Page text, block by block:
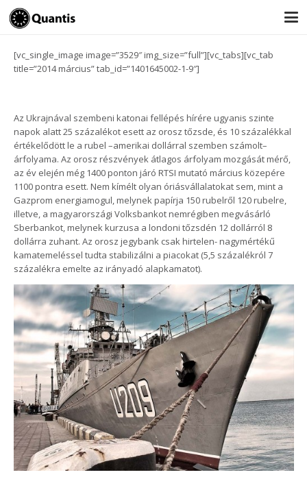
[vc_single_image image=”3529″ img_size=”full”][vc_tabs][vc_tab
title=”2014 március” tab_id=”1401645002-1-9″]
Az Ukrajnával szembeni katonai fellépés hírére ugyanis szinte
napok alatt 25 százalékot esett az orosz tőzsde, és 10 százalékkal
értékelődött le a rubel –amerikai dollárral szemben számolt–
árfolyama. Az orosz részvények átlagos árfolyam mozgását mérő,
az év elején még 1400 ponton járó RTSI mutató március közepére
1100 pontra esett. Nem kímélt olyan óriásvállalatokat sem, mint a
Gazprom energiamogul, melynek papírja 150 rubelről 120 rubelre,
illetve, a magyarországi Volksbankot nemrégiben megvásárló
Sberbankot, melynek kurzusa a londoni tőzsdén 12 dollárról 8
dollárra zuhant. Az orosz jegybank csak hirtelen- nagymértékű
kamatemeléssel tudta stabilizálni a piacokat (5,5 százalékról 7
százalékra emelte az irányadó alapkamatot).